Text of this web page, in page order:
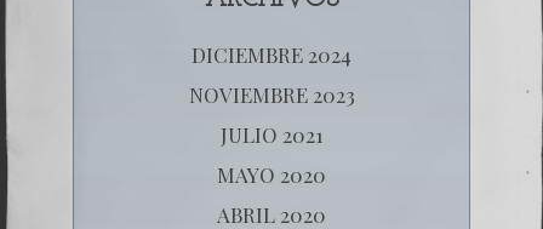
DICIEMBRE 2024
NOVIEMBRE 2023
JULIO 2021
MAYO 2020
ABRIL 2020